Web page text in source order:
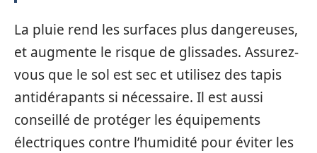
La pluie rend les surfaces plus dangereuses,
et augmente le risque de glissades. Assurez-
vous que le sol est sec et utilisez des tapis
antidérapants si nécessaire. Il est aussi
conseillé de protéger les équipements
électriques contre l’humidité pour éviter les